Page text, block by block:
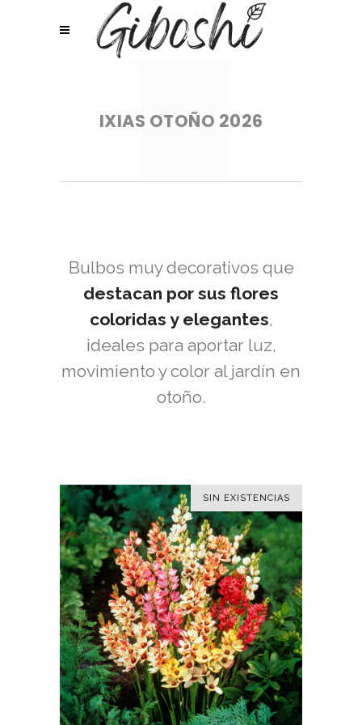
IXIAS OTOÑO 2026
Bulbos muy decorativos que
destacan por sus flores
coloridas y elegantes,
ideales para aportar luz,
movimiento y color al jardín en
otoño.
SIN EXISTENCIAS